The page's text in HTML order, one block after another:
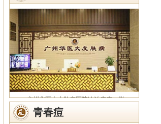
广州华医大皮肤病医院诊治痤疮、脱
发、灰指甲、荨麻疹、湿疹、皮炎、斑秃、
皮肤过敏、扁平疣、带状疱疹、皮肤瘙痒、
青春痘